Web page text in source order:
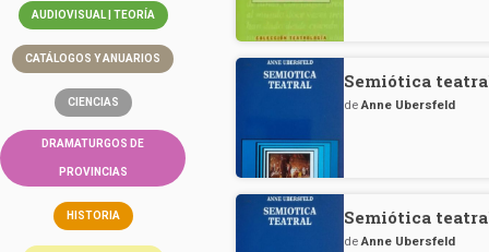
AUDIOVISUAL | TEORÍA
CATÁLOGOS Y ANUARIOS
CIENCIAS
DRAMATURGOS DE
PROVINCIAS
HISTORIA
Semiótica
deAnne Ubersfeld
Semiótica
deAnne Ubersfeld